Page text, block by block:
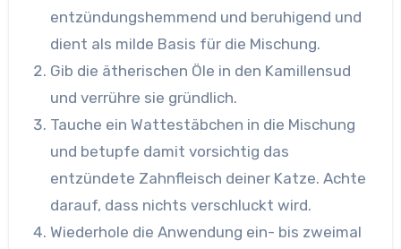
entzündungshemmend und beruhigend und
dient als milde Basis für die Mischung.
Gib die ätherischen Öle in den Kamillensud
und verrühre sie gründlich.
Tauche ein Wattestäbchen in die Mischung
und betupfe damit vorsichtig das
entzündete Zahnfleisch deiner Katze. Achte
darauf, dass nichts verschluckt wird.
Wiederhole die Anwendung ein- bis zweimal